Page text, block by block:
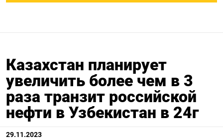
Казахстан планирует
увеличить более чем в 3
раза транзит российской
нефти в Узбекистан в 24г
29.11.2023